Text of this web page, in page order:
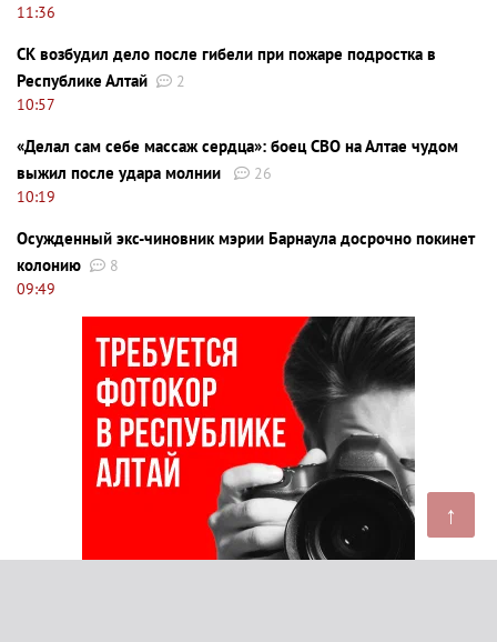
↑
11:36
СК возбудил дело после гибели при пожаре подростка в
Республике Алтай
2
10:57
«Делал сам себе массаж сердца»: боец СВО на Алтае чудом
выжил после удара молнии
26
10:19
Осужденный экс-чиновник мэрии Барнаула досрочно покинет
колонию
8
09:49